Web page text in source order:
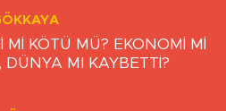
Mİ KÖTÜ MÜ? EKONOMİ Mİ
MI KAYBETTİ?